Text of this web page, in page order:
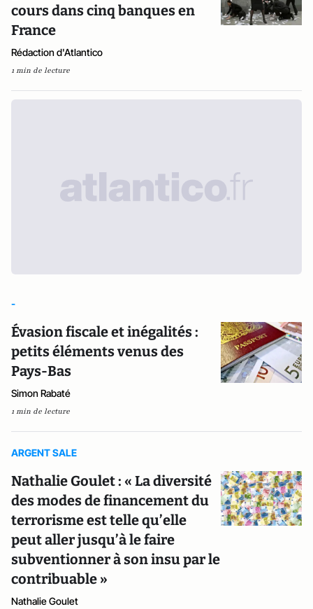
cours dans cinq banques en
France
Rédaction d'Atlantico
1 min de lecture
-
Évasion fiscale et inégalités :
petits éléments venus des
Pays-Bas
Simon Rabaté
1 min de lecture
ARGENT SALE
Nathalie Goulet : « La diversité
des modes de financement du
terrorisme est telle qu’elle
peut aller jusqu’à le faire
subventionner à son insu par le
contribuable »
Nathalie Goulet